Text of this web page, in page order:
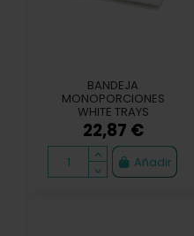
BANDEJA
MONOPORCIONES
WHITE TRAYS
140x40mm (100u)
22,87 €
Añadir